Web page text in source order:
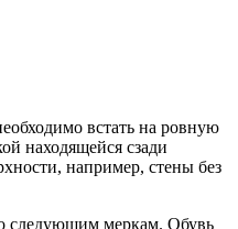
встать на ровную
находящейся сзади
например, стены без
следующим меркам. Обувь